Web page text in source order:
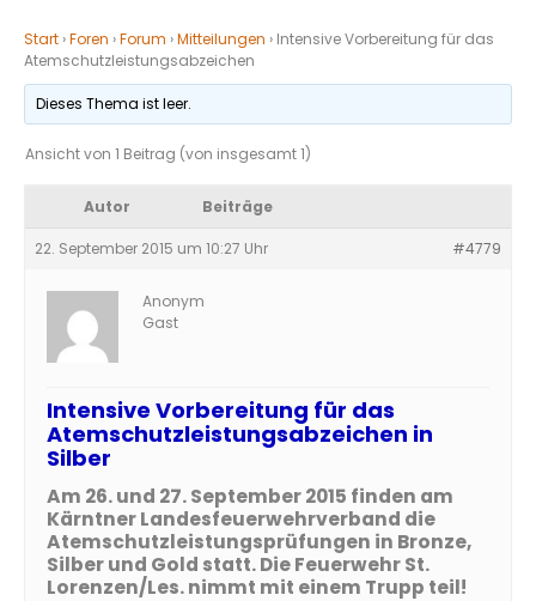
Start ›Foren ›Forum ›Mitteilungen › Intensive Vorbereitung für das
Atemschutzleistungsabzeichen
Dieses Thema ist leer.
Ansicht von 1 Beitrag (von insgesamt 1)
Autor Beiträge
22. September 2015 um 10:27 Uhr #4779
Anonym
Gast
Intensive Vorbereitung für das
Atemschutzleistungsabzeichen in
Silber
Am 26. und 27. September 2015 finden am
Kärntner Landesfeuerwehrverband die
Atemschutzleistungsprüfungen in Bronze,
Silber und Gold statt. Die Feuerwehr St.
Lorenzen/Les. nimmt mit einem Trupp teil!